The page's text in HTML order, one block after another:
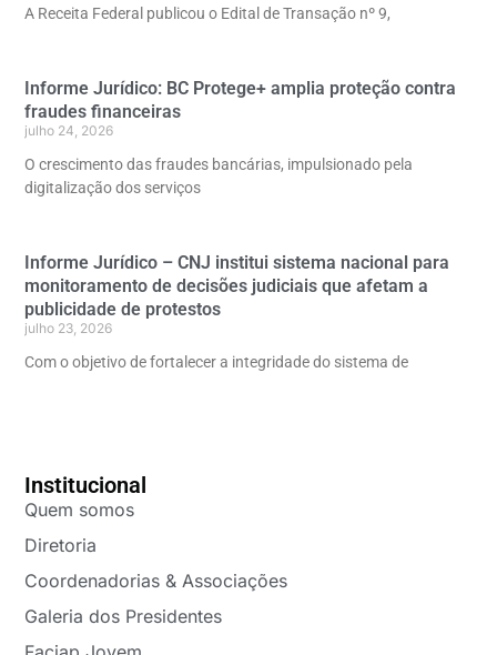
A Receita Federal publicou o Edital de Transação nº 9,
Informe Jurídico: BC Protege+ amplia proteção contra
fraudes financeiras
julho 24, 2026
O crescimento das fraudes bancárias, impulsionado pela
digitalização dos serviços
Informe Jurídico – CNJ institui sistema nacional para
monitoramento de decisões judiciais que afetam a
publicidade de protestos
julho 23, 2026
Com o objetivo de fortalecer a integridade do sistema de
Institucional
Quem somos
Diretoria
Coordenadorias & Associações
Galeria dos Presidentes